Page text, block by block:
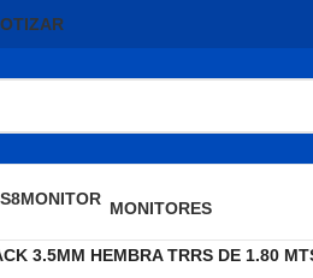
MONITORES
3.5MM HEMBRA TRRS DE 1.80